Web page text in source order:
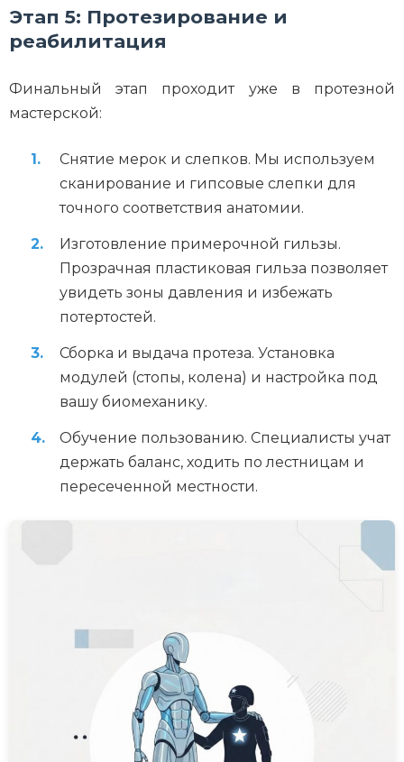
Этап 5: Протезирование и
реабилитация
Финальный этап проходит уже в протезной
мастерской:
Снятие мерок и слепков. Мы используем
сканирование и гипсовые слепки для
точного соответствия анатомии.
Изготовление примерочной гильзы.
Прозрачная пластиковая гильза позволяет
увидеть зоны давления и избежать
потертостей.
Сборка и выдача протеза. Установка
модулей (стопы, колена) и настройка под
вашу биомеханику.
Обучение пользованию. Специалисты учат
держать баланс, ходить по лестницам и
пересеченной местности.